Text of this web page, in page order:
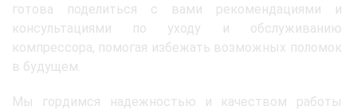
готова поделиться с вами рекомендациями и
консультациями по уходу и обслуживанию
компрессора, помогая избежать возможных поломок
в будущем.
Мы гордимся надежностью и качеством работы